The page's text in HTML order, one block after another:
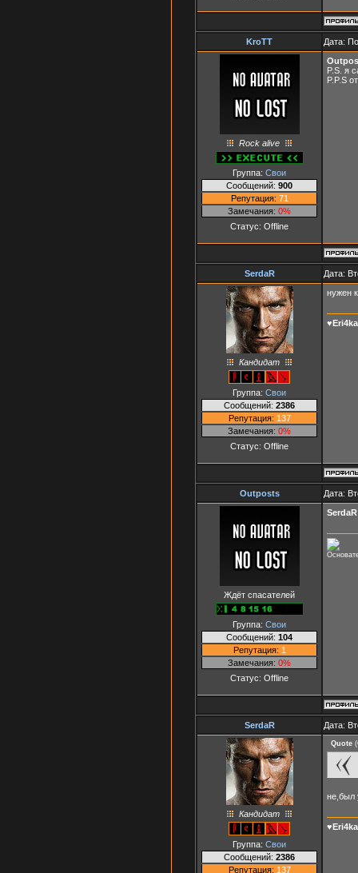
KroTT Дата:
Rock alive
Группа: Свои
Сообщений: 900
Репутация: 71
Замечания: 0%
Статус: Offline
P.S. я
P.P.S
SerdaR Дата:
Кандидат
Группа: Свои
Сообщений: 2386
Репутация: 137
Замечания: 0%
Статус: Offline
нужен
Outposts Дата:
Ждёт спасателей
Группа: Свои
Сообщений: 104
Репутация: 1
Замечания: 0%
Статус: Offline
SerdaR
SerdaR Дата:
Кандидат
Группа: Свои
Сообщений: 2386
Репутация: 137
Quote (
не,был